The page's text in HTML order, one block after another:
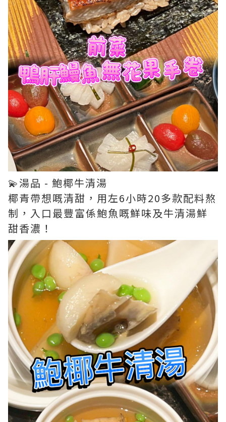
💫湯品 - 鮑椰牛清湯
椰青帶想嘅清甜，用左6小時20多款配料熬
制，入口最豐富係鮑魚嘅鮮味及牛清湯鮮
甜香濃！